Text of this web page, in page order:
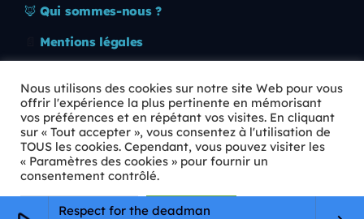
Respect for the deadman
🦊 Qui sommes-nous ?
Mentions légales
🛡️ RGPD
Copyright © 2026 Animkids. Tous droits réservés.
Nous utilisons des cookies sur notre site Web pour vous
offrir l'expérience la plus pertinente en mémorisant
vos préférences et en répétant vos visites. En cliquant
sur « Tout accepter », vous consentez à l'utilisation de
TOUS les cookies. Cependant, vous pouvez visiter les
« Paramètres des cookies » pour fournir un
consentement contrôlé.
Paramètres Cookie Tout accepter